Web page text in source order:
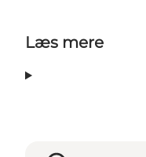
Læs mere